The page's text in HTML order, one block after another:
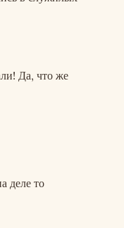
Да, что же
деле то